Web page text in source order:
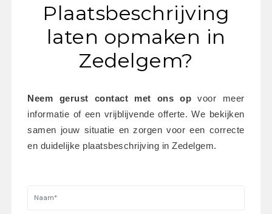
Plaatsbeschrijving
laten opmaken in
Zedelgem?
Neem gerust contact met ons op voor meer
informatie of een vrijblijvende offerte. We bekijken
samen jouw situatie en zorgen voor een correcte
en duidelijke plaatsbeschrijving in Zedelgem.